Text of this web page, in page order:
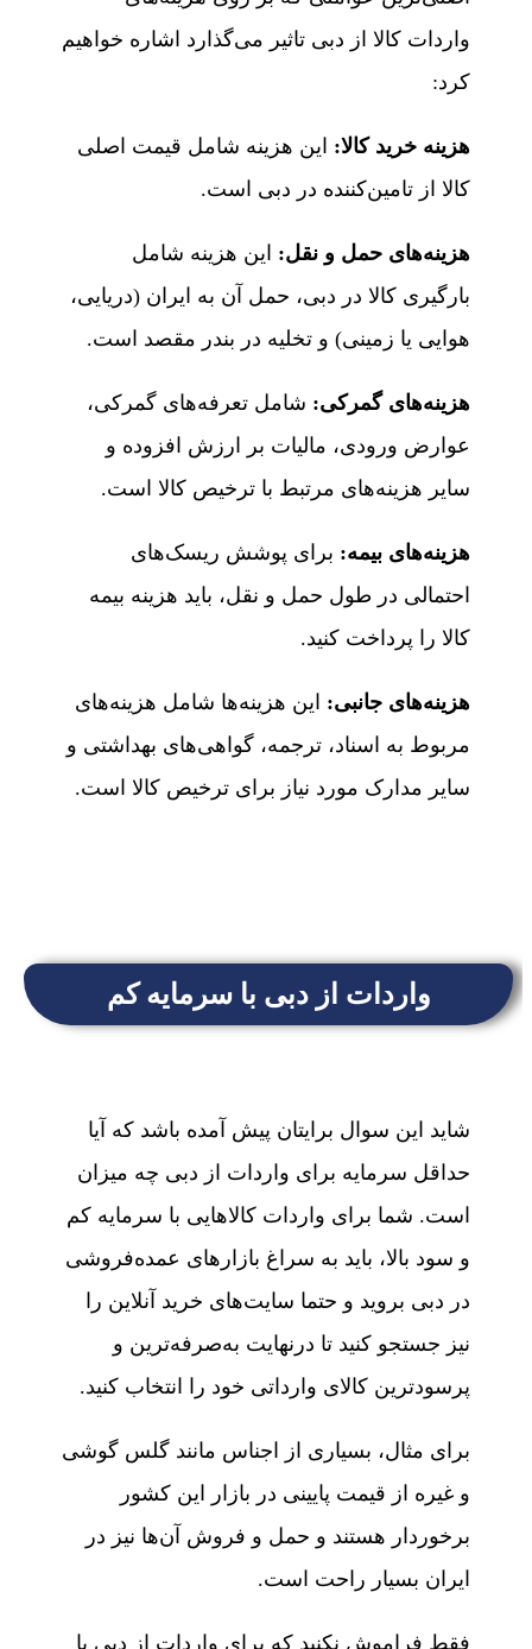
واردات کالا از دبی تاثیر می‌گذارد اشاره خواهیم
کرد:
هزینه خرید کالا: این هزینه شامل قیمت اصلی
کالا از تامین‌کننده در دبی است.
هزینه‌های حمل و نقل: این هزینه شامل
بارگیری کالا در دبی، حمل آن به ایران (دریایی،
هوایی یا زمینی) و تخلیه در بندر مقصد است.
هزینه‌های گمرکی: شامل تعرفه‌های گمرکی،
عوارض ورودی، مالیات بر ارزش افزوده و
سایر هزینه‌های مرتبط با ترخیص کالا است.
هزینه‌های بیمه: برای پوشش ریسک‌های
احتمالی در طول حمل و نقل، باید هزینه بیمه
کالا را پرداخت کنید.
هزینه‌های جانبی: این هزینه‌ها شامل هزینه‌های
مربوط به اسناد، ترجمه، گواهی‌های بهداشتی و
سایر مدارک مورد نیاز برای ترخیص کالا است.
واردات از دبی با سرمایه کم
شاید این سوال برایتان پیش آمده باشد که آیا
حداقل سرمایه برای واردات از دبی چه میزان
است. شما برای واردات کالاهایی با سرمایه کم
و سود بالا، باید به سراغ بازارهای عمده‌فروشی
در دبی بروید و حتما سایت‌های خرید آنلاین را
نیز جستجو کنید تا درنهایت به‌صرفه‌ترین و
پرسودترین کالای وارداتی خود را انتخاب کنید.
برای مثال، بسیاری از اجناس مانند گلس گوشی
و غیره از قیمت پایینی در بازار این کشور
برخوردار هستند و حمل و فروش آن‌ها نیز در
ایران بسیار راحت است.
فقط فراموش نکنید که برای واردات از دبی با